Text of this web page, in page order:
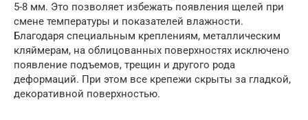
5-8 мм. Это позволяет избежать появления щелей при
смене температуры и показателей влажности.
Благодаря специальным креплениям, металлическим
кляймерам, на облицованных поверхностях исключено
появление подъемов, трещин и другого рода
деформаций. При этом все крепежи скрыты за гладкой,
декоративной поверхностью.